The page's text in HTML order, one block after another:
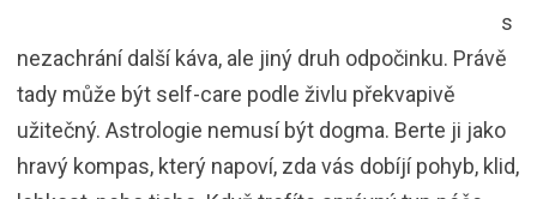
s
nezachrání další káva, ale jiný druh odpočinku. Právě
tady může být self-care podle živlu překvapivě
užitečný. Astrologie nemusí být dogma. Berte ji jako
hravý kompas, který napoví, zda vás dobíjí pohyb, klid,